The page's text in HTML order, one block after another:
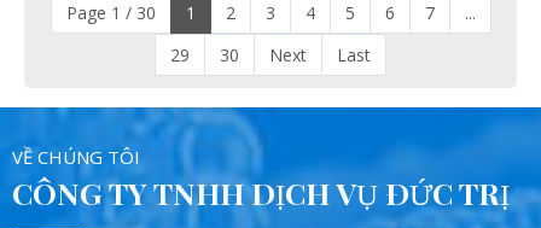
Page 1 / 30 1 2 3 4 5 6 7
...
29
30 Next Last
VỀ CHÚNG TÔI
CÔNG TY TNHH DỊCH VỤ ĐỨC TRỊ